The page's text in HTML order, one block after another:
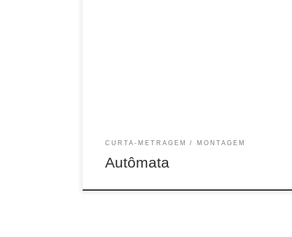
CURTA-METRAGEM MONTAGEM
Autômata